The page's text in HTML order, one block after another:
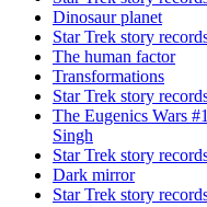
Dinosaur planet
Star Trek story
The human factor
Transformations
Star Trek story
The Eugenics Wars
Singh
Star Trek story
Dark mirror
Star Trek story